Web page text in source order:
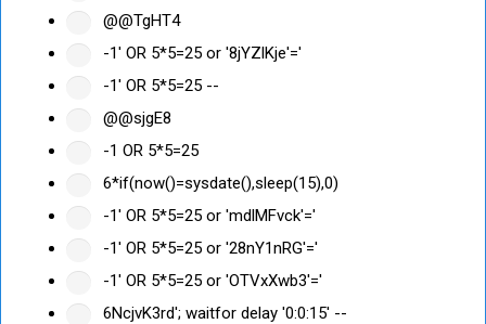
@@TgHT4
-1' OR 5*5=25 or '8jYZlKje'='
-1' OR 5*5=25 --
@@sjgE8
-1 OR 5*5=25
6*if(now()=sysdate(),sleep(15),0)
-1' OR 5*5=25 or 'mdlMFvck'='
-1' OR 5*5=25 or '28nY1nRG'='
-1' OR 5*5=25 or 'OTVxXwb3'='
6NcjvK3rd'; waitfor delay '0:0:15' --